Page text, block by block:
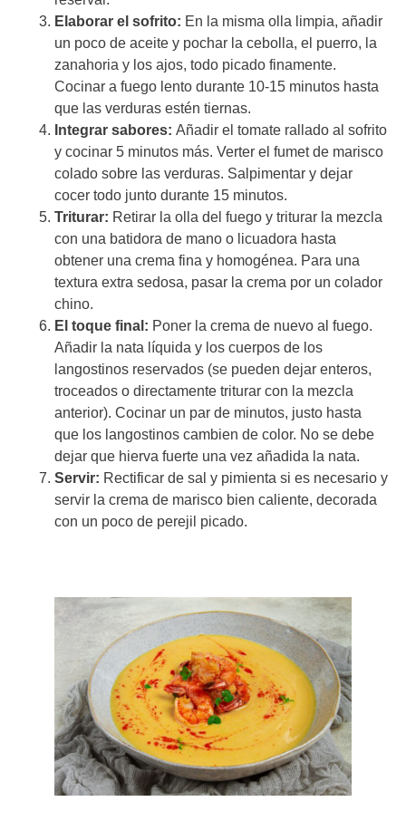
Elaborar el sofrito: En la misma olla limpia, añadir
un poco de aceite y pochar la cebolla, el puerro, la
zanahoria y los ajos, todo picado finamente.
Cocinar a fuego lento durante 10-15 minutos hasta
que las verduras estén tiernas.
Integrar sabores: Añadir el tomate rallado al sofrito
y cocinar 5 minutos más. Verter el fumet de marisco
colado sobre las verduras. Salpimentar y dejar
cocer todo junto durante 15 minutos.
Triturar: Retirar la olla del fuego y triturar la mezcla
con una batidora de mano o licuadora hasta
obtener una crema fina y homogénea. Para una
textura extra sedosa, pasar la crema por un colador
chino.
El toque final: Poner la crema de nuevo al fuego.
Añadir la nata líquida y los cuerpos de los
langostinos reservados (se pueden dejar enteros,
troceados o directamente triturar con la mezcla
anterior). Cocinar un par de minutos, justo hasta
que los langostinos cambien de color. No se debe
dejar que hierva fuerte una vez añadida la nata.
Servir: Rectificar de sal y pimienta si es necesario y
servir la crema de marisco bien caliente, decorada
con un poco de perejil picado.